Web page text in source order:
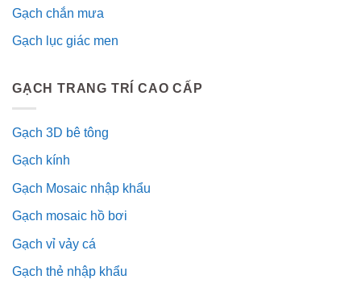
Gạch chắn mưa
Gạch lục giác men
GẠCH TRANG TRÍ CAO CẤP
Gạch 3D bê tông
Gạch kính
Gạch Mosaic nhập khẩu
Gạch mosaic hồ bơi
Gạch vỉ vảy cá
Gạch thẻ nhập khẩu